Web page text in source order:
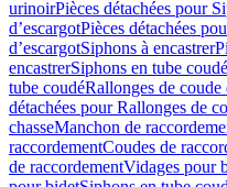
urinoirPièces détachées pour
d’escargotPièces détachées
d’escargotSiphons à encastrer
encastrerSiphons en tube coudé
tube coudéRallonges de coude
détachées pour Rallonges de
chasseManchon de
raccordementCoudes de
de raccordementVidages pour